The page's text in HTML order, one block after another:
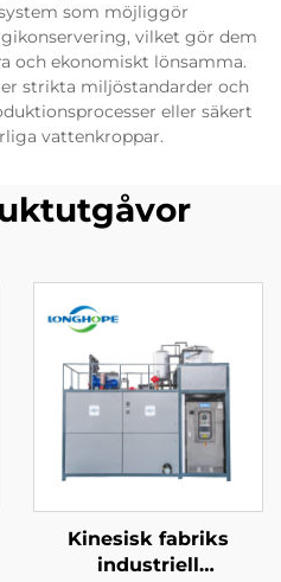
som möjliggör
vilket gör dem
och ekonomiskt lönsamma.
strikta miljöstandarder och
eller säkert
vattenkroppar.
Kinesisk fabriks
industriell